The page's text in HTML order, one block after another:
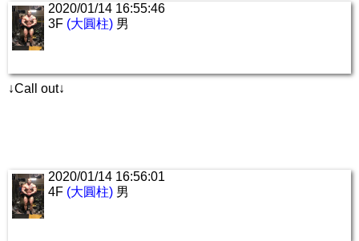
2020/01/14 16:55:46
3F (大圓柱) 男
↓Call out↓
2020/01/14 16:56:01
4F (大圓柱) 男